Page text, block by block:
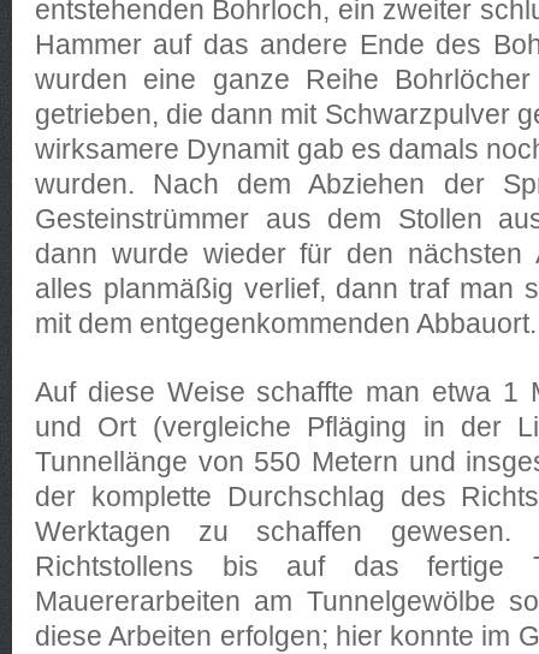
entstehenden Bohrloch, ein zweiter
Hammer auf das andere Ende des
wurden eine ganze Reihe
getrieben, die dann mit Schwarzpulver
wirksamere Dynamit gab es damals
wurden. Nach dem Abziehen der
Gesteinstrümmer aus dem Stollen
dann wurde wieder für den nächsten
alles planmäßig verlief, dann traf man
mit dem entgegenkommenden Abbauort.
Auf diese Weise schaffte man etwa 1
und Ort (vergleiche Pfläging in der
Tunnellänge von 550 Metern und
der komplette Durchschlag des
Werktagen zu schaffen gewesen.
Richtstollens bis auf das fertige
Mauererarbeiten am Tunnelgewölbe
diese Arbeiten erfolgen; hier konnte im